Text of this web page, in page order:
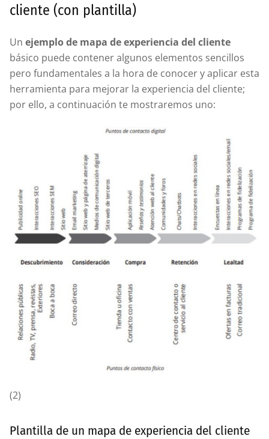
cliente (con plantilla)
Un ejemplo de mapa de experiencia del cliente
básico puede contener algunos elementos sencillos
pero fundamentales a la hora de conocer y aplicar esta
herramienta para mejorar la experiencia del cliente;
por ello, a continuación te mostraremos uno:
(2)
Plantilla de un mapa de experiencia del cliente